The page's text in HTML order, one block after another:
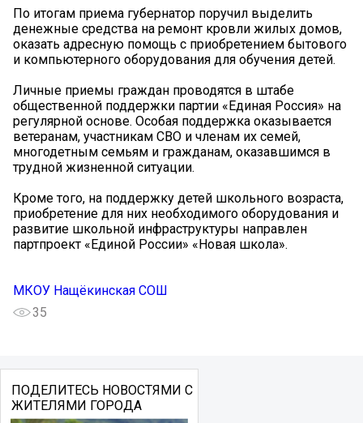
По итогам приема губернатор поручил выделить
денежные средства на ремонт кровли жилых домов,
оказать адресную помощь с приобретением бытового
и компьютерного оборудования для обучения детей.
Личные приемы граждан проводятся в штабе
общественной поддержки партии «Единая Россия» на
регулярной основе. Особая поддержка оказывается
ветеранам, участникам СВО и членам их семей,
многодетным семьям и гражданам, оказавшимся в
трудной жизненной ситуации.
Кроме того, на поддержку детей школьного возраста,
приобретение для них необходимого оборудования и
развитие школьной инфраструктуры направлен
партпроект «Единой России» «Новая школа».
МКОУ Нащёкинская СОШ
35
ПОДЕЛИТЕСЬ НОВОСТЯМИ С
ЖИТЕЛЯМИ ГОРОДА